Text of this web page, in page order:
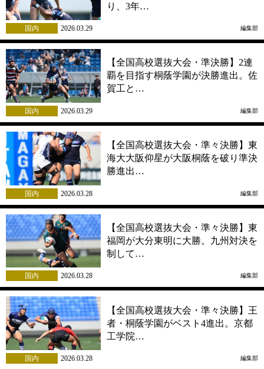
り、3年…
国内 2026.03.29 編集部
【全国高校選抜大会・準決勝】2連
覇を目指す桐蔭学園が決勝進出。佐
賀工と…
国内 2026.03.29 編集部
【全国高校選抜大会・準々決勝】東
海大大阪仰星が大阪桐蔭を破り準決
勝進出…
国内 2026.03.28 編集部
【全国高校選抜大会・準々決勝】東
福岡が大分東明に大勝。九州対決を
制して…
国内 2026.03.28 編集部
【全国高校選抜大会・準々決勝】王
者・桐蔭学園がベスト4進出。京都
工学院…
国内 2026.03.28 編集部